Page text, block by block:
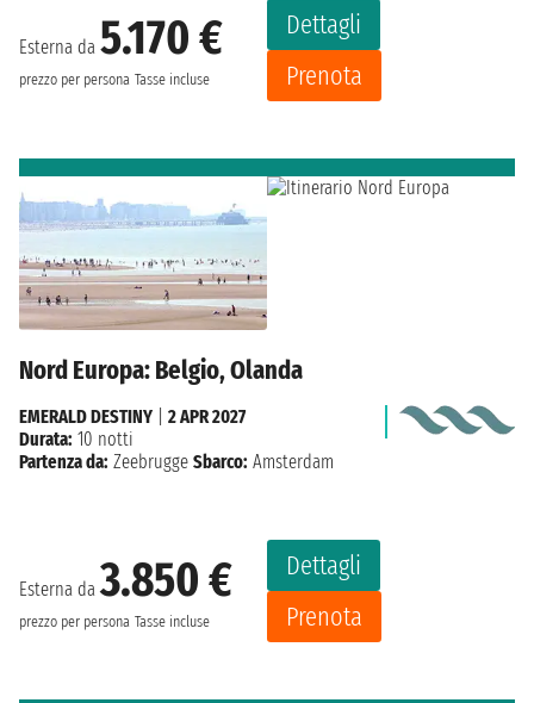
Esterna da 5.170 €
prezzo per persona Tasse incluse
Dettagli
Prenota
Nord Europa: Belgio, Olanda
Esterna da3.850 €
prezzo per persona Tasse incluse
Dettagli
Prenota
EMERALD DESTINY
2 APR 2027
Durata: 10 notti
Partenza da: Zeebrugge Sbarco: Amsterdam